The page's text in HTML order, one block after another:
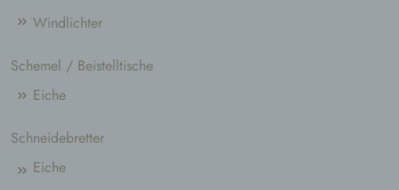
Windlichter
Schemel / Beistelltische
Eiche
Schneidebretter
Eiche